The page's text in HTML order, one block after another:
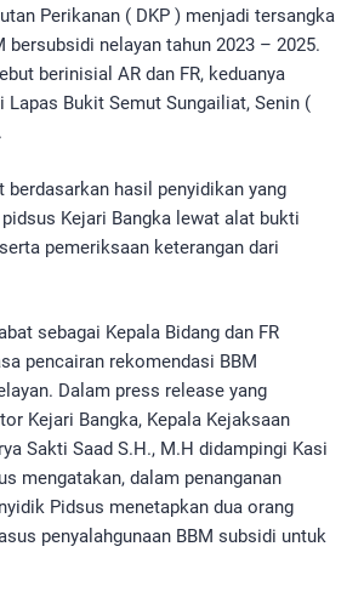
Perikanan ( DKP ) menjadi tersangka
bersubsidi nelayan tahun 2023 – 2025.
berinisial AR dan FR, keduanya
Lapas Bukit Semut Sungailiat, Senin (
berdasarkan hasil penyidikan yang
Kejari Bangka lewat alat bukti
pemeriksaan keterangan dari
sebagai Kepala Bidang dan FR
pencairan rekomendasi BBM
Dalam press release yang
Kejari Bangka, Kepala Kejaksaan
Sakti Saad S.H., M.H didampingi Kasi
mengatakan, dalam penanganan
Pidsus menetapkan dua orang
penyalahgunaan BBM subsidi untuk